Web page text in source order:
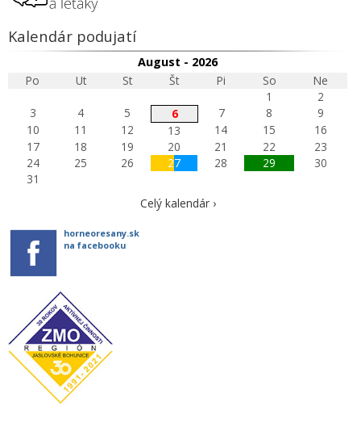
Kalendár podujatí
August - 2026
Po
Ut St Št Pi So
Ne
1
2
3
4 5 6 7 8
9
10
11 12 13 14 15
16
17
18 19 20 21 22
23
24
25 26 27 28 29
30
31
Celý kalendár ›
horneoresany.sk
na facebooku